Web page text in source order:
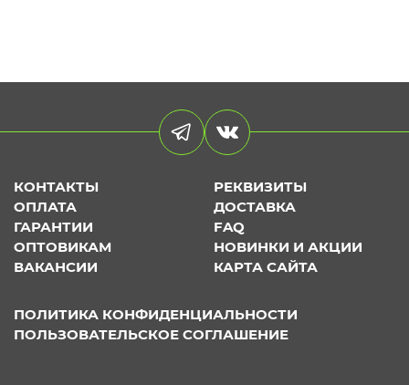
КОНТАКТЫ
РЕКВИЗИТЫ
ОПЛАТА
ДОСТАВКА
ГАРАНТИИ
FAQ
ОПТОВИКАМ
НОВИНКИ И АКЦИИ
ВАКАНСИИ
КАРТА САЙТА
ПОЛИТИКА КОНФИДЕНЦИАЛЬНОСТИ
ПОЛЬЗОВАТЕЛЬСКОЕ СОГЛАШЕНИЕ